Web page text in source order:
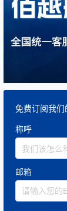
免费订阅我们
称呼
邮箱